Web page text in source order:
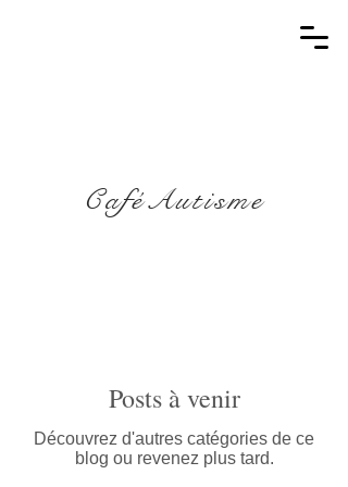
CaféAutisme
Posts à venir
Découvrez d'autres catégories de ce
blog ou revenez plus tard.